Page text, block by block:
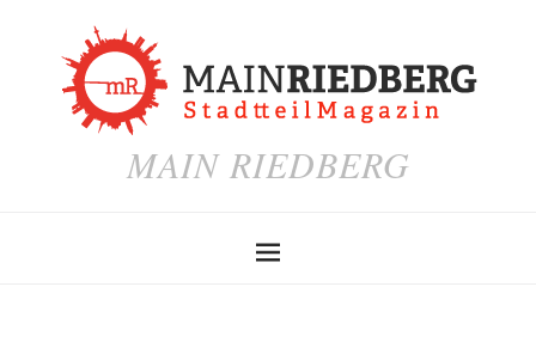
MAIN RIEDBERG